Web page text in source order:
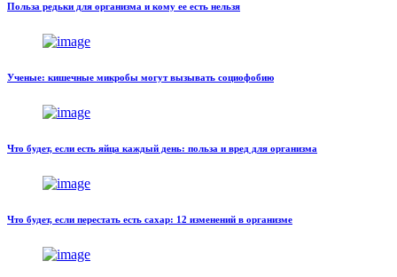
Польза редьки для организма и кому ее есть нельзя
Ученые: кишечные микробы могут вызывать социофобию
Что будет, если есть яйца каждый день: польза и вред для организма
Что будет, если перестать есть сахар: 12 изменений в организме